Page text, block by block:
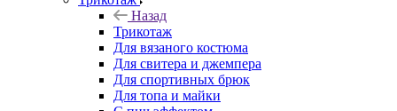
Назад
Трикотаж
Для вязаного костюма
Для свитера и джемпера
Для спортивных брюк
Для топа и майки